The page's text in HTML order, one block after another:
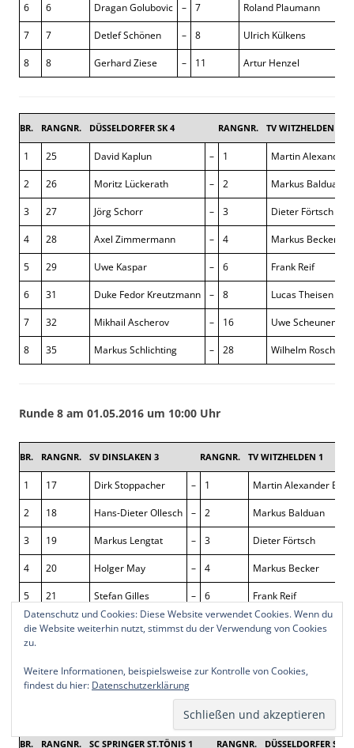
6 6 Dragan Golubovic – 7 Roland Plaumann
7 7 Detlef Schönen – 8 Ulrich Külkens
8 8 Gerhard Ziese – 11 Artur Henzel
BR. RANGNR. DÜSSELDORFER SK 4 RANGNR. TV WITZHELDEN 1
1 25 David Kaplun – 1 Martin Alexander
2 26 Moritz Lückerath – 2 Markus Balduan
3 27 Jörg Schorr – 3 Dieter Förtsch
4 28 Axel Zimmermann – 4 Markus Becker
5 29 Uwe Kaspar – 6 Frank Reif
6 31 Duke Fedor Kreutzmann – 8 Lucas Theisen
7 32 Mikhail Ascherov – 16 Uwe
8 35 Markus Schlichting – 28 Wilhelm Roschko
Runde 8 am 01.05.2016 um 10:00 Uhr
BR. RANGNR. SV DINSLAKEN 3 RANGNR. TV WITZHELDEN 1
1 17 Dirk Stoppacher – 1 Martin Alexander
2 18 Hans-Dieter Ollesch – 2 Markus Balduan
3 19 Markus Lengtat – 3 Dieter Förtsch
4 20 Holger May – 4 Markus Becker
5 21 Stefan Gilles – 6 Frank Reif
6 22 Thomas Rauer – 7 Julian Schulz
8 Dirk Hölscher Reinhard Kinnert
BR. RANGNR. SC SPRINGER ST.TÖNIS 1 RANGNR. DÜSSELDORFER SK 4
Datenschutz und Cookies: Diese Website verwendet Cookies. Wenn du
die Website weiterhin nutzt, stimmst du der Verwendung von Cookies
zu.
Weitere Informationen, beispielsweise zur Kontrolle von Cookies,
findest du hier: Datenschutzerklärung